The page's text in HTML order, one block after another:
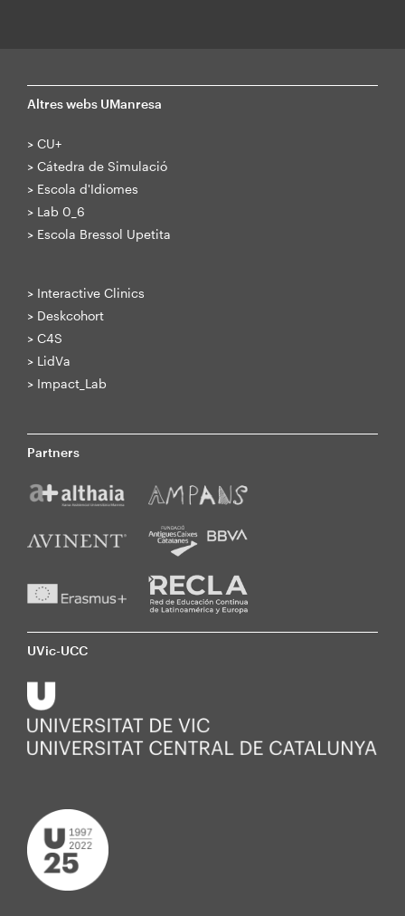
Altres webs UManresa
> CU+
> Cátedra de Simulació
> Escola d'Idiomes
> Lab 0_6
> Escola Bressol Upetita
> Interactive Clinics
> Deskcohort
> C4S
> LidVa
> Impact_Lab
Partners
UVic-UCC